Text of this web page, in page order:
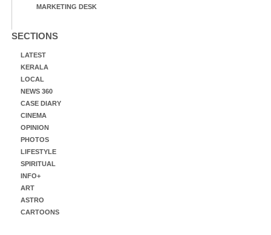
MARKETING DESK
SECTIONS
LATEST
KERALA
LOCAL
NEWS 360
CASE DIARY
CINEMA
OPINION
PHOTOS
LIFESTYLE
SPIRITUAL
INFO+
ART
ASTRO
CARTOONS